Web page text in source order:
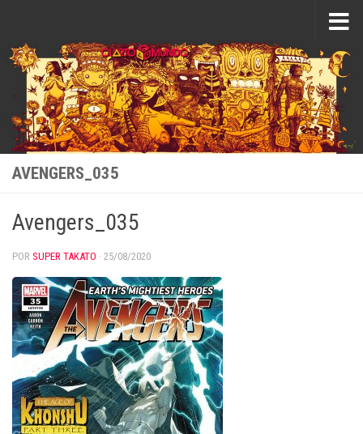
AVENGERS_035
Avengers_035
POR SUPER TAKATO · 25/08/2020